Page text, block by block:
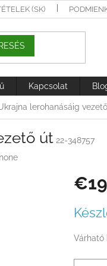
(SK)
Kapcsolat
lerohanásáig
út 22-348757
none
Várható